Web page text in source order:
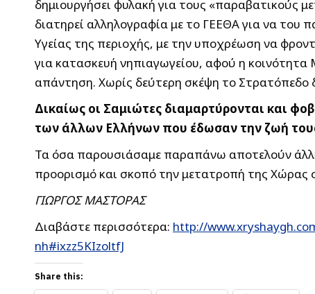
δημιουργήσει φυλακή για τους «παραβατικούς
διατηρεί αλληλογραφία με το ΓΕΕΘΑ για να
Υγείας της περιοχής, με την υποχρέωση να
για κατασκευή νηπιαγωγείου, αφού η
απάντηση. Χωρίς δεύτερη σκέψη το Στρατόπεδο
Δικαίως οι Σαμιώτες διαμαρτύρονται και
των άλλων Ελλήνων που έδωσαν την ζωή
Τα όσα παρουσιάσαμε παραπάνω αποτελούν
προορισμό και σκοπό την μετατροπή της Χώρας
ΓΙΩΡΓΟΣ ΜΑΣΤΟΡΑΣ
Διαβάστε περισσότερα: http://
nh#ixzz5KIzoltfJ
Share this: